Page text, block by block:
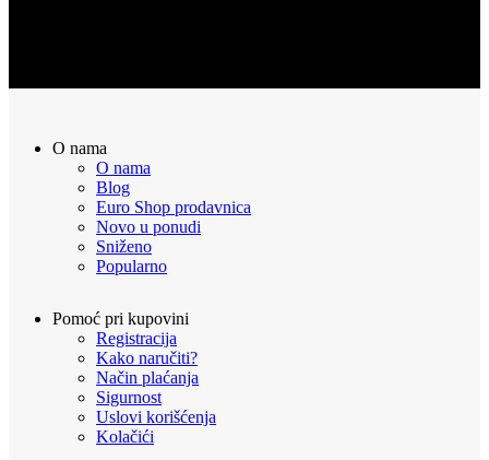
O nama
O nama
Blog
Euro Shop prodavnica
Novo u ponudi
Sniženo
Popularno
Pomoć pri kupovini
Registracija
Kako naručiti?
Način plaćanja
Sigurnost
Uslovi korišćenja
Kolačići